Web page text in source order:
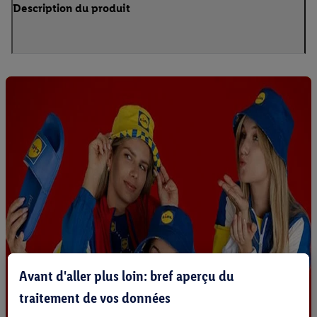
Description du produit
Avant d'aller plus loin: bref aperçu du
traitement de vos données